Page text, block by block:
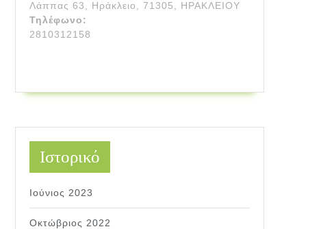
Λάππας 63, Ηράκλειο, 71305, ΗΡΑΚΛΕΙΟΥ
Τηλέφωνο:
2810312158
Ιστορικό
Ιούνιος 2023
Οκτώβριος 2022